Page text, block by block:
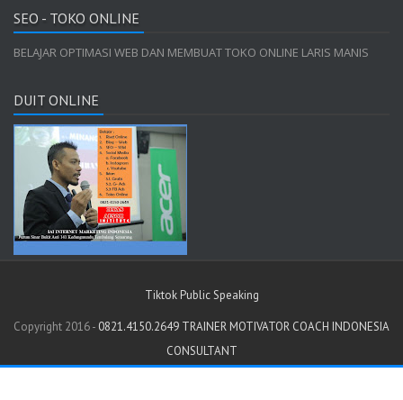
SEO - TOKO ONLINE
BELAJAR OPTIMASI WEB DAN MEMBUAT TOKO ONLINE LARIS MANIS
DUIT ONLINE
Tiktok Public Speaking
Copyright 2016 - 0821.4150.2649 TRAINER MOTIVATOR COACH INDONESIA
CONSULTANT